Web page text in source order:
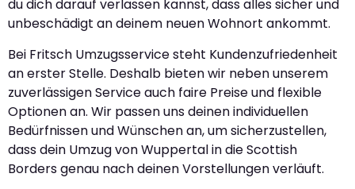
du dich darauf verlassen kannst, dass alles sicher und
unbeschädigt an deinem neuen Wohnort ankommt.
Bei Fritsch Umzugsservice steht Kundenzufriedenheit
an erster Stelle. Deshalb bieten wir neben unserem
zuverlässigen Service auch faire Preise und flexible
Optionen an. Wir passen uns deinen individuellen
Bedürfnissen und Wünschen an, um sicherzustellen,
dass dein Umzug von Wuppertal in die Scottish
Borders genau nach deinen Vorstellungen verläuft.